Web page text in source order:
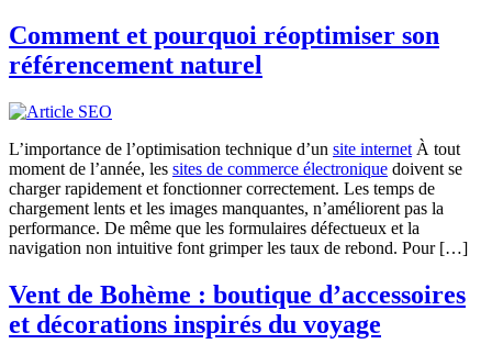
Comment et pourquoi réoptimiser son
référencement naturel
L’importance de l’optimisation technique d’un site internet À tout
moment de l’année, les sites de commerce électronique doivent se
charger rapidement et fonctionner correctement. Les temps de
chargement lents et les images manquantes, n’améliorent pas la
performance. De même que les formulaires défectueux et la
navigation non intuitive font grimper les taux de rebond. Pour […]
Vent de Bohème : boutique d’accessoires
et décorations inspirés du voyage